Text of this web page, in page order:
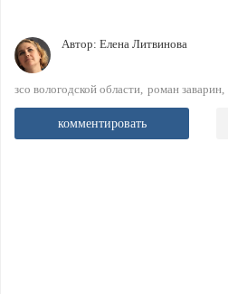
Автор: Елена Литвинова
зсо вологодской области роман заварин
комментировать